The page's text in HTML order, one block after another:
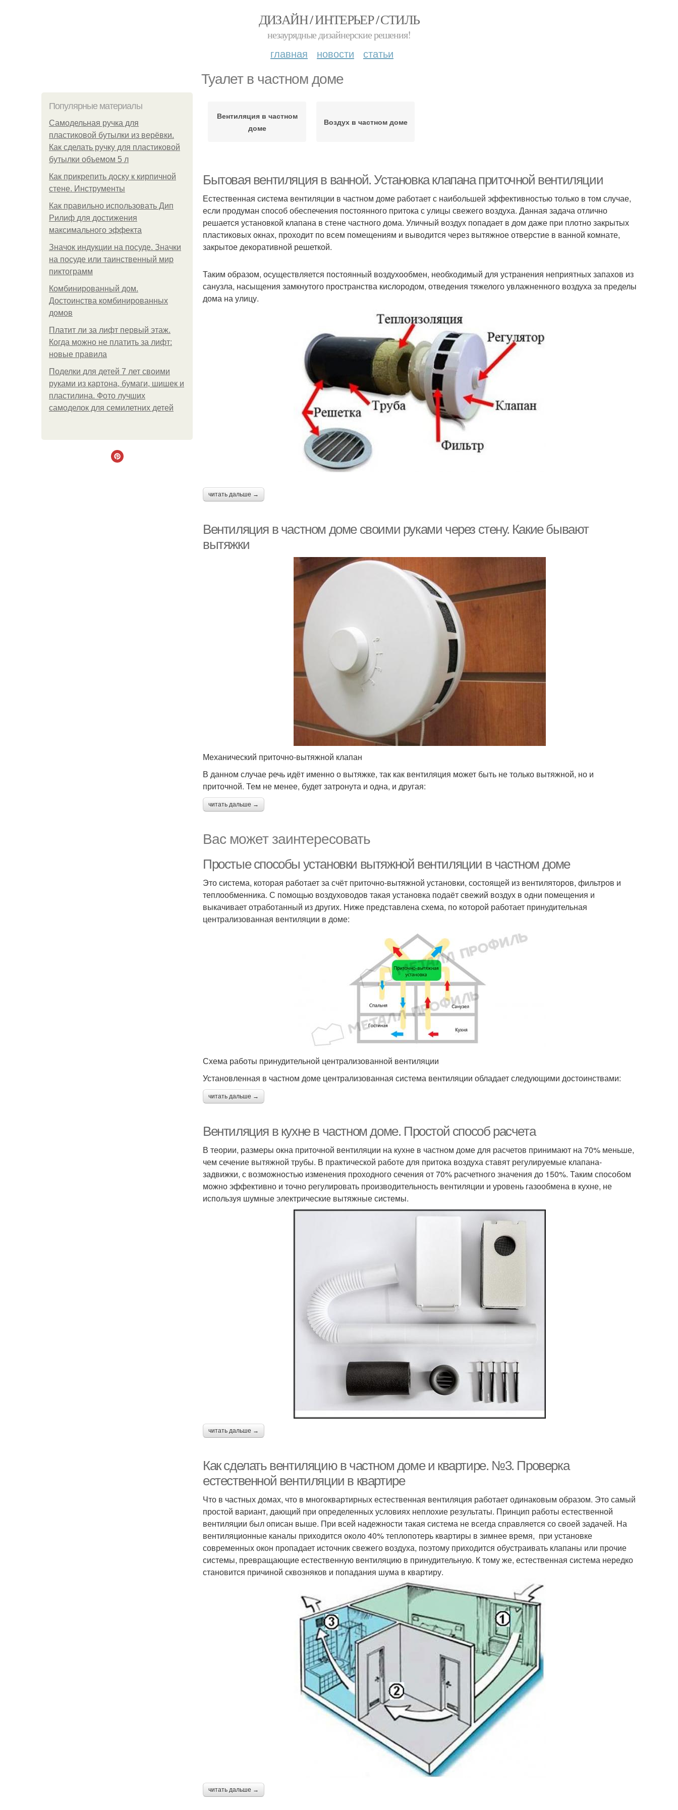
ДИЗАЙН / ИНТЕРЬЕР / СТИЛЬ
незаурядные дизайнерские решения!
главная новости статьи
Туалет в частном доме
Популярные материалы
Самодельная ручка для
пластиковой бутылки из верёвки.
Как сделать ручку для пластиковой
бутылки объемом 5 л
Как прикрепить доску к кирпичной
стене. Инструменты
Как правильно использовать Дип
Рилиф для достижения
максимального эффекта
Значок индукции на посуде. Значки
на посуде или таинственный мир
пиктограмм
Комбинированный дом.
Достоинства комбинированных
домов
Платит ли за лифт первый этаж.
Когда можно не платить за лифт:
новые правила
Поделки для детей 7 лет своими
руками из картона, бумаги, шишек и
пластилина. Фото лучших
самоделок для семилетних детей
Вентиляция в частном
доме
Воздух в частном доме
Бытовая вентиляция в ванной. Установка клапана приточной вентиляции
Естественная система вентиляции в частном доме работает с наибольшей эффективностью только в том случае,
если продуман способ обеспечения постоянного притока с улицы свежего воздуха. Данная задача отлично
решается установкой клапана в стене частного дома. Уличный воздух попадает в дом даже при плотно закрытых
пластиковых окнах, проходит по всем помещениям и выводится через вытяжное отверстие в ванной комнате,
закрытое декоративной решеткой.
Таким образом, осуществляется постоянный воздухообмен, необходимый для устранения неприятных запахов из
санузла, насыщения замкнутого пространства кислородом, отведения тяжелого увлажненного воздуха за пределы
дома на улицу.
читать дальше →
Вентиляция в частном доме своими руками через стену. Какие бывают
вытяжки
Механический приточно-вытяжной клапан
В данном случае речь идёт именно о вытяжке, так как вентиляция может быть не только вытяжной, но и
приточной. Тем не менее, будет затронута и одна, и другая:
читать дальше →
Вас может заинтересовать
Простые способы установки вытяжной вентиляции в частном доме
Это система, которая работает за счёт приточно-вытяжной установки, состоящей из вентиляторов, фильтров и
теплообменника. С помощью воздуховодов такая установка подаёт свежий воздух в одни помещения и
выкачивает отработанный из других. Ниже представлена схема, по которой работает принудительная
централизованная вентиляции в доме:
Схема работы принудительной централизованной вентиляции
Установленная в частном доме централизованная система вентиляции обладает следующими достоинствами:
читать дальше →
Вентиляция в кухне в частном доме. Простой способ расчета
В теории, размеры окна приточной вентиляции на кухне в частном доме для расчетов принимают на 70% меньше,
чем сечение вытяжной трубы. В практической работе для притока воздуха ставят регулируемые клапана-
задвижки, с возможностью изменения проходного сечения от 70% расчетного значения до 150%. Таким способом
можно эффективно и точно регулировать производительность вентиляции и уровень газообмена в кухне, не
используя шумные электрические вытяжные системы.
читать дальше →
Как сделать вентиляцию в частном доме и квартире. №3. Проверка
естественной вентиляции в квартире
Что в частных домах, что в многоквартирных естественная вентиляция работает одинаковым образом. Это самый
простой вариант, дающий при определенных условиях неплохие результаты. Принцип работы естественной
вентиляции был описан выше. При всей надежности такая система не всегда справляется со своей задачей. На
вентиляционные каналы приходится около 40% теплопотерь квартиры в зимнее время, при установке
современных окон пропадает источник свежего воздуха, поэтому приходится обустраивать клапаны или прочие
системы, превращающие естественную вентиляцию в принудительную. К тому же, естественная система нередко
становится причиной сквозняков и попадания шума в квартиру.
читать дальше →